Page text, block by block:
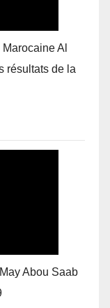
Al
résultats de la
Abou Saab